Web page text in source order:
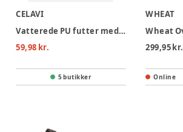
CELAVI
Vatterede PU futter med foer - lyserød
59,98 kr.
5 butikker
WHEAT
299,95 kr.
Online